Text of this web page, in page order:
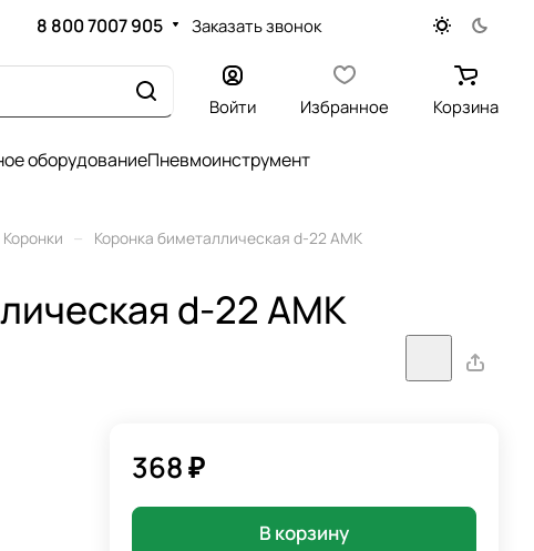
8 800 7007 905 Заказать звонок
Войти Избранное Корзина
оборудованиеПневмоинструмент
Коронки – Коронка биметаллическая d-22 АМК
d-22 АМК
368 ₽
В корзину